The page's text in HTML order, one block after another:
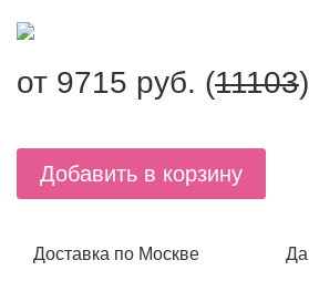
от 9715 руб. (11103)
Добавить в корзину
Доставка по Москве Да